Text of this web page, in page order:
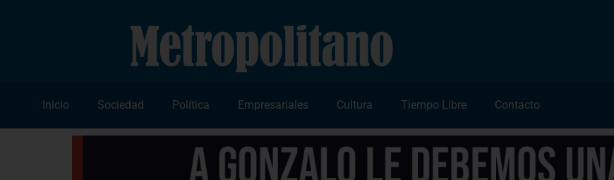
Inicio Sociedad Política Empresariales Cultura Tiempo Libre Contacto